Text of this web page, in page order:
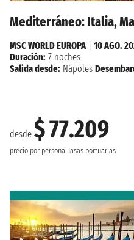
Mediterráneo: Italia,
desde $ 77.209
precio por persona Tasas portuarias
MSC WORLD EUROPA| 10 AGO.
Duración: 7 noches
Salida desde: Nápoles